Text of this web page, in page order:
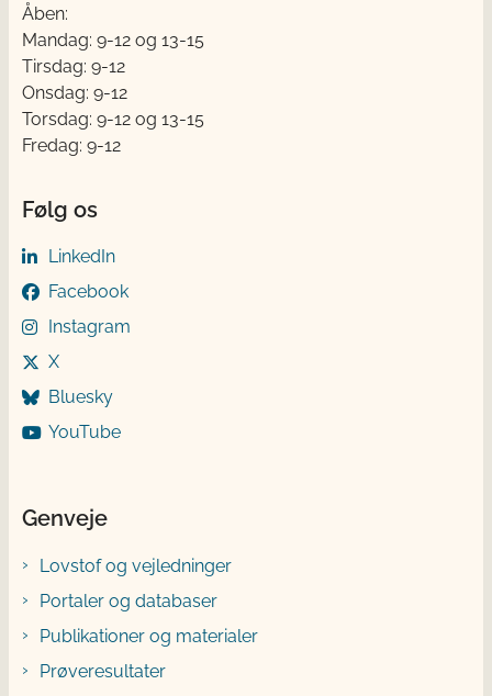
Åben:
Mandag: 9-12 og 13-15
Tirsdag: 9-12
Onsdag: 9-12
Torsdag: 9-12 og 13-15
Fredag: 9-12
Følg os
LinkedIn
Facebook
Instagram
X
Bluesky
YouTube
Genveje
Lovstof og vejledninger
Portaler og databaser
Publikationer og materialer
Prøveresultater